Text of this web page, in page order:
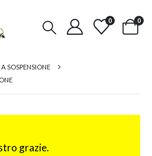
0 0
SOSPENSIONE
grazie.